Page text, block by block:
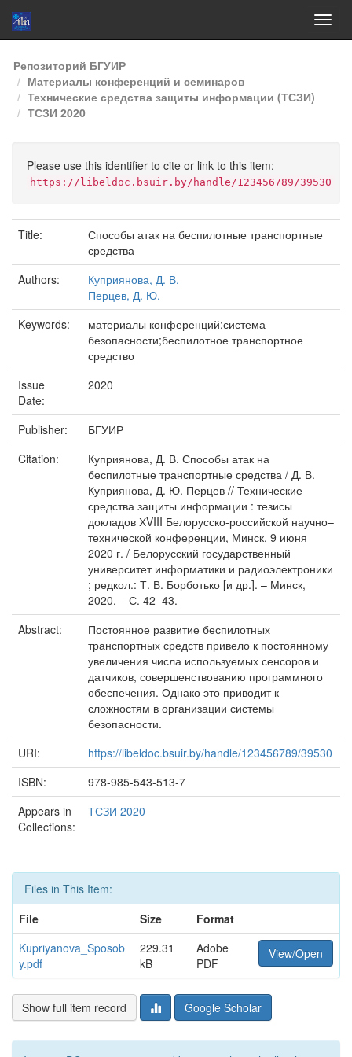
Skip
navigation
Репозиторий БГУИР
Материалы конференций и семинаров
Технические средства защиты информации (ТСЗИ)
ТСЗИ 2020
Please use this identifier to cite or link to this item:
https://libeldoc.bsuir.by/handle/123456789/39530
Title:
Способы атак на беспилотные транспортные
средства
Authors:
Куприянова, Д. В.
Перцев, Д. Ю.
Keywords:
материалы конференций;система
безопасности;беспилотное транспортное
средство
Issue
Date:
2020
Publisher:
БГУИР
Citation:
Куприянова, Д. В. Способы атак на
беспилотные транспортные средства / Д. В.
Куприянова, Д. Ю. Перцев // Технические
средства защиты информации : тезисы
докладов ХVIII Белорусско-российской научно–
технической конференции, Минск, 9 июня
2020 г. / Белорусский государственный
университет информатики и радиоэлектроники
; редкол.: Т. В. Борботько [и др.]. – Минск,
2020. – С. 42–43.
Abstract:
Постоянное развитие беспилотных
транспортных средств привело к постоянному
увеличения числа используемых сенсоров и
датчиков, совершенствованию программного
обеспечения. Однако это приводит к
сложностям в организации системы
безопасности.
URI:
https://libeldoc.bsuir.by/handle/123456789/39530
ISBN:
978-985-543-513-7
Appears in
Collections:
ТСЗИ 2020
Files in This Item:
File
Size
Format
Kupriyanova_Sposob
y.pdf
229.31
kB
Adobe
PDF
View/Open
Show full item record Google Scholar